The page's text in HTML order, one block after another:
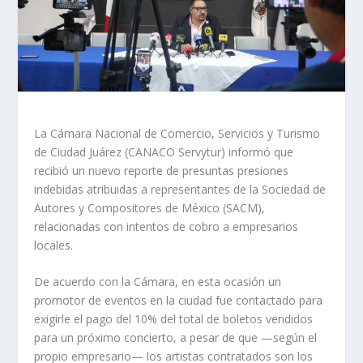
La Cámara Nacional de Comercio, Servicios y Turismo
de Ciudad Juárez (CANACO Servytur) informó que
recibió un nuevo reporte de presuntas presiones
indebidas atribuidas a representantes de la Sociedad de
Autores y Compositores de México (SACM),
relacionadas con intentos de cobro a empresarios
locales.
De acuerdo con la Cámara, en esta ocasión un
promotor de eventos en la ciudad fue contactado para
exigirle el pago del 10% del total de boletos vendidos
para un próximo concierto, a pesar de que —según el
propio empresario— los artistas contratados son los